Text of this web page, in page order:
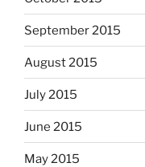
September 2015
August 2015
July 2015
June 2015
May 2015